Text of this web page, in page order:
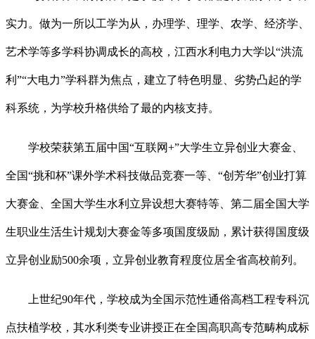
实力。做为一所以工学为从，办理学、理学、农学、经济学、
艺术学等多学科协调成长的高校，江西水利电力大学以“洪流
利”“大电力”学科群为焦点，建立了特色明显、劣势凸起的学
科系统，为学校升格供给了最的内核支持。
学校荣获第五届中国“互联网+”大学生立异创业大赛金、
全国“挑和杯”课外学术科技做品竞赛一等、“创芳华”创业打算
大赛金、全国大学生水利立异设想大赛特等、第二届全国大学
生职业生活生计规划大赛金等多项国度级励，累计获得国度级
立异创业励500余项，立异创业教育程度位居全省高校前列。
上世纪90年代，学校成为全国示范性通俗高档工程专科沉
点扶植学校，其水利类专业讲授正在全国高职高专范畴构成标